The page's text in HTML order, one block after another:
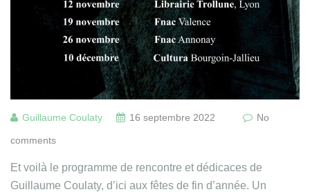
Guillaume Coulaty 16 septembre 2022 No
comments
Et voilà le programme de rencontre et dédicaces de
Guillaume Coulaty, d’ici aux fêtes de fin d’année. Un